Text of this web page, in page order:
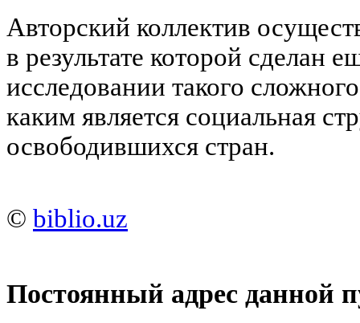
Авторский коллектив
в результате которой сделан
исследовании такого
каким является социальная
освободившихся стран.
© biblio.uz
Постоянный адрес данной